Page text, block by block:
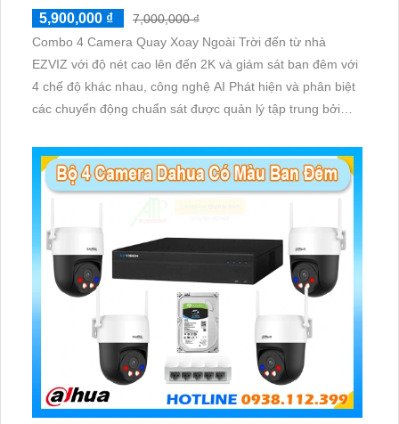
5,900,000 ₫
7,000,000 ₫
Combo 4 Camera Quay Xoay Ngoài Trời đến từ nhà
EZVIZ với độ nét cao lên đến 2K và giám sát ban đêm với
4 chế độ khác nhau, công nghệ AI Phát hiện và phân biệt
các chuyển động chuẩn sát được quản lý tập trung bởi